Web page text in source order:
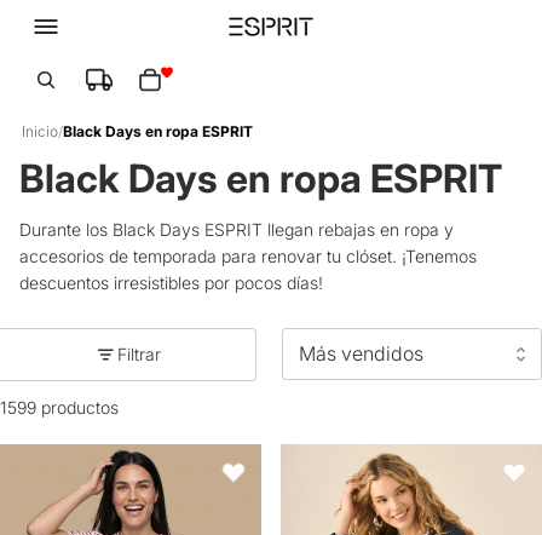
Inicio/Black Days en ropa ESPRIT
Black Days en ropa ESPRIT
Durante los Black Days ESPRIT llegan rebajas en ropa y
accesorios de temporada para renovar tu clóset. ¡Tenemos
descuentos irresistibles por pocos días!
Filtrar
1599 productos
Camiseta rayas manga corta bordada - Crudo
Favoritos
Chaqueta con capucha para